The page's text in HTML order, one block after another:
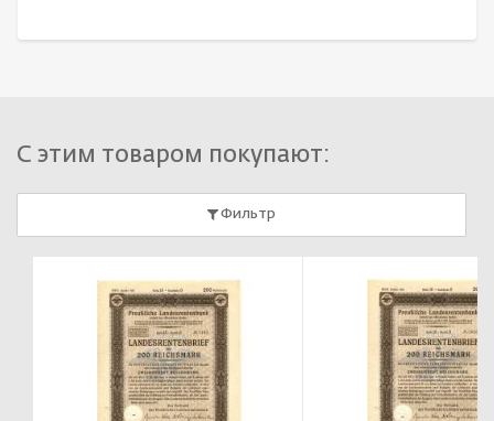
С этим товаром покупают:
Фильтр